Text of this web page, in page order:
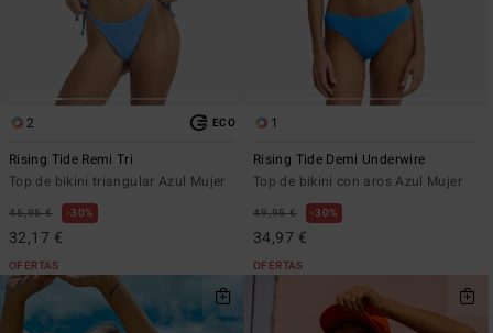
2 ECO
Rising Tide Remi Tri
Top de bikini triangular Azul Mujer
45,95 € 30%
32,17 €
OFERTAS
1
Rising Tide Demi Underwire
Top de bikini con aros Azul Mujer
49,95 € 30%
34,97 €
OFERTAS